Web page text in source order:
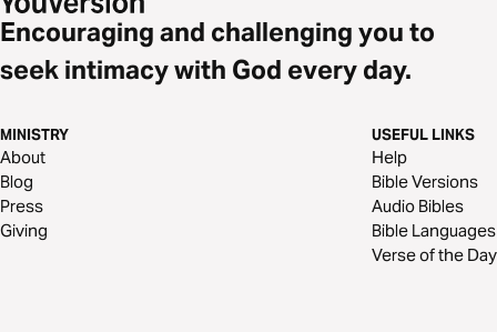
Encouraging and challenging you to
seek intimacy with God every day.
MINISTRY
About
Blog
Press
Giving
USEFUL LINKS
Help
Bible Versions
Audio Bibles
Bible Languages
Verse of the Day